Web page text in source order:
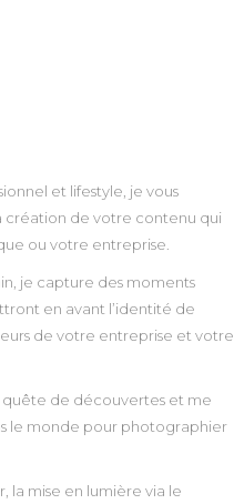
et lifestyle, je vous
création de votre contenu qui
ou votre entreprise.
je capture des moments
en avant l’identité de
de votre entreprise et votre
quête de découvertes et me
le monde pour photographier
la mise en lumière via le